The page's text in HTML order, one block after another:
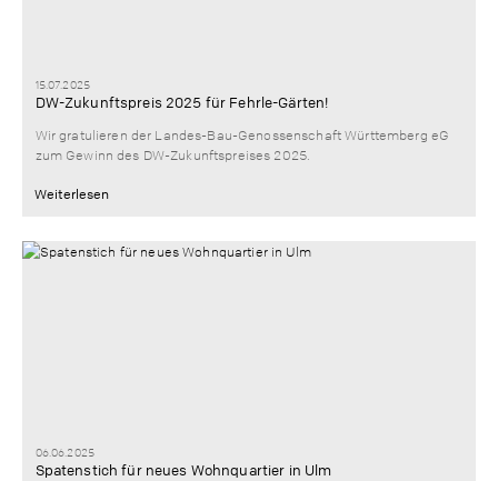
15.07.2025
DW-Zukunftspreis 2025 für Fehrle-Gärten!
Wir gratulieren der Landes-Bau-Genossenschaft Württemberg eG
zum Gewinn des DW-Zukunftspreises 2025.
Weiterlesen
06.06.2025
Spatenstich für neues Wohnquartier in Ulm